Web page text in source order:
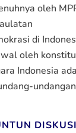
oleh
di
oleh
Indonesia
DISKUSI